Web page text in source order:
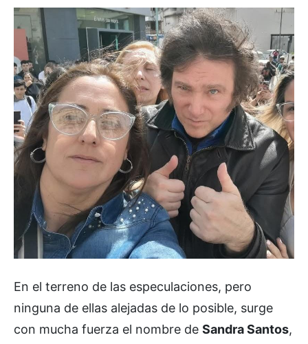
En el terreno de las especulaciones, pero
ninguna de ellas alejadas de lo posible, surge
con mucha fuerza el nombre de Sandra Santos,